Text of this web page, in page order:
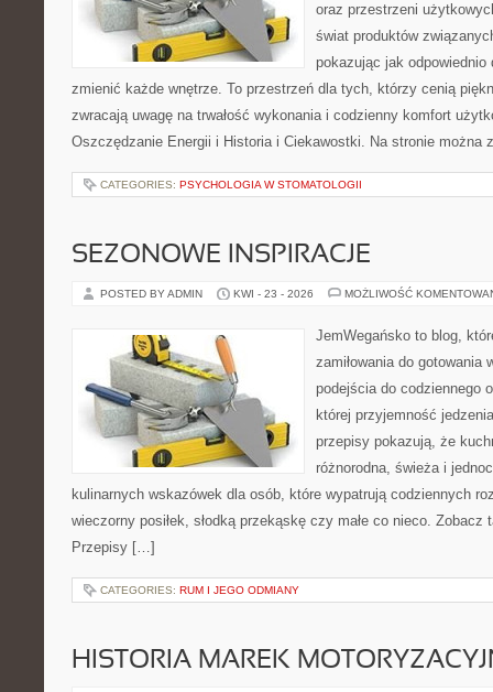
oraz przestrzeni
świat produktów
pokazując jak odpowiednio
zmienić każde wnętrze. To przestrzeń dla tych, którzy cenią
zwracają uwagę na trwałość wykonania i codzienny komfort
Oszczędzanie Energii i Historia i Ciekawostki. Na stronie można
CATEGORIES: PSYCHOLOGIA W STOMATOLOGII
SEZONOWE INSPIRACJE
POSTED BY ADMIN KWI - 23 - 2026 MOŻLIWOŚĆ
JemWegańsko to blog,
zamiłowania do gotowania
podejścia do codziennego
której przyjemność
przepisy pokazują, że
różnorodna, świeża i
kulinarnych wskazówek dla osób, które wypatrują codziennych
wieczorny posiłek, słodką przekąskę czy małe co nieco.
Przepisy […]
CATEGORIES: RUM I JEGO ODMIANY
HISTORIA MAREK